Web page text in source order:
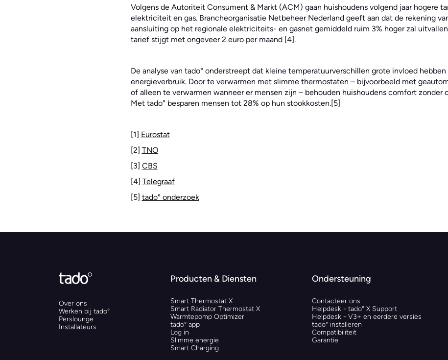
Volgens de Autoriteit Consument & Markt (ACM) gaan huishoudens volgend jaar hogere
elektriciteit en gas. Brancheorganisatie Netbeheer Nederland geeft aan dat de rekening
aansluiting op het regionale elektriciteits- en gasnet gemiddeld ruim 3% hoger zal
tarief stijgt met ongeveer 2 euro per maand [4].
De analyse van tado° onderstreept dat kleine temperatuurverschillen grote invloed
energieverbruik. Door te verwarmen met slimme thermostaten – bijvoorbeeld met
of alleen te verwarmen wanneer er mensen zijn – behouden huishoudens comfort zonder
Met tado° besparen mensen tot 28% op hun stookkosten.[5]
[1] Eurostat
[2] TNO
[3] CBS
[4] Telegraaf
[5] tado° onderzoek
Over ons
Werken bij tado°
Perslounge
Installateurs
Producten & Diensten
Smart Thermostat X
Smart Radiator Thermostat X
Warmtepomp Optimizer
tado° app
Log in
Slimme energie
Smart Charging
Ondersteuning
Contacteer ons
Helpdesk - tado° X Support
Helpdesk - V3+ en eerdere versies
tado° installeren
Compatibiliteit
Garantie